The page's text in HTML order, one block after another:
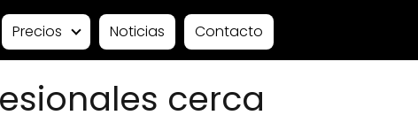
Precios Noticias Contacto
cerca